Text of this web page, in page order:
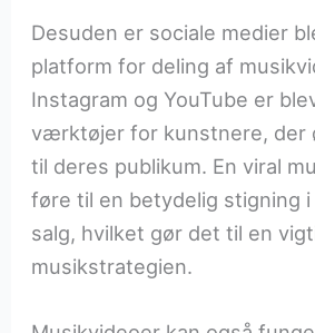
Desuden er sociale medier
platform for deling af
Instagram og YouTube er
værktøjer for kunstnere, der
til deres publikum. En viral
føre til en betydelig stigning
salg, hvilket gør det til en
musikstrategien.